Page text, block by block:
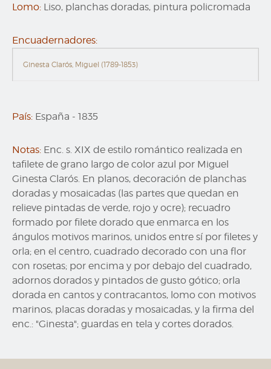
Lomo: Liso, planchas doradas, pintura policromada
Encuadernadores:
Ginesta Clarós, Miguel (1789-1853)
País: España - 1835
Notas: Enc. s. XIX de estilo romántico realizada en
tafilete de grano largo de color azul por Miguel
Ginesta Clarós. En planos, decoración de planchas
doradas y mosaicadas (las partes que quedan en
relieve pintadas de verde, rojo y ocre); recuadro
formado por filete dorado que enmarca en los
ángulos motivos marinos, unidos entre sí por filetes y
orla; en el centro, cuadrado decorado con una flor
con rosetas; por encima y por debajo del cuadrado,
adornos dorados y pintados de gusto gótico; orla
dorada en cantos y contracantos, lomo con motivos
marinos, placas doradas y mosaicadas, y la firma del
enc.: "Ginesta"; guardas en tela y cortes dorados.